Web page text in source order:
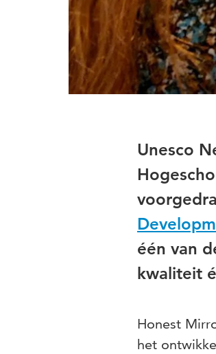
Unesco
één van
kwaliteit
Honest
het